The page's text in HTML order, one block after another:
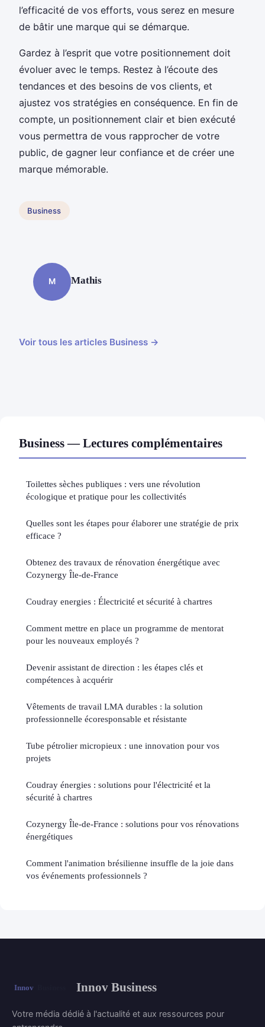
l’efficacité de vos efforts, vous serez en mesure
de bâtir une marque qui se démarque.
Gardez à l’esprit que votre positionnement doit
évoluer avec le temps. Restez à l’écoute des
tendances et des besoins de vos clients, et
ajustez vos stratégies en conséquence. En fin de
compte, un positionnement clair et bien exécuté
vous permettra de vous rapprocher de votre
public, de gagner leur confiance et de créer une
marque mémorable.
Business
M Mathis
Voir tous les articles Business →
Business — Lectures complémentaires
Toilettes sèches publiques : vers une révolution
écologique et pratique pour les collectivités
Quelles sont les étapes pour élaborer une stratégie de prix
efficace ?
Obtenez des travaux de rénovation énergétique avec
Cozynergy Île-de-France
Coudray energies : Électricité et sécurité à chartres
Comment mettre en place un programme de mentorat
pour les nouveaux employés ?
Devenir assistant de direction : les étapes clés et
compétences à acquérir
Vêtements de travail LMA durables : la solution
professionnelle écoresponsable et résistante
Tube pétrolier micropieux : une innovation pour vos
projets
Coudray énergies : solutions pour l'électricité et la
sécurité à chartres
Cozynergy Île-de-France : solutions pour vos rénovations
énergétiques
Comment l'animation brésilienne insuffle de la joie dans
vos événements professionnels ?
Innov Business
Votre média dédié à l'actualité et aux ressources pour